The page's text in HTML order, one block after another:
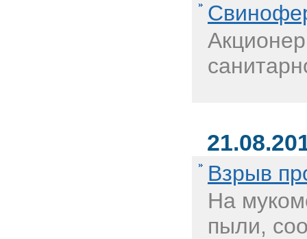
Взрыв
На
пыли,